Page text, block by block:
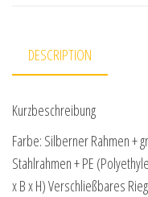
DESCRIPTION
Kurzbeschreibung
Farbe: Silberner Rahmen +
Stahlrahmen + PE
x B x H) Verschließbares